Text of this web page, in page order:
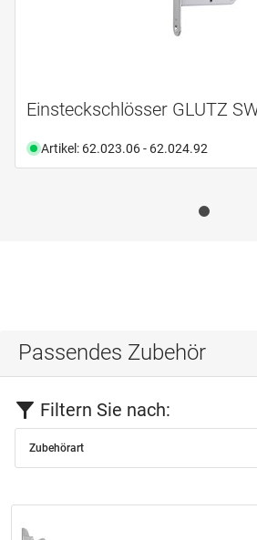
Einsteckschlösser GLUTZ
Artikel: 62.023.06 - 62.024.92
Passendes Zubehör
Filtern Sie nach:
Zubehörart